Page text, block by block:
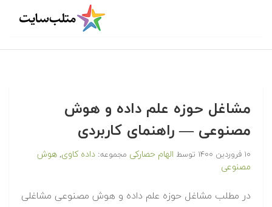
مشاغل حوزه علم داده و هوش
مصنوعی — راهنمای کاربردی
۱۰ فروردین ۱۴۰۰ توسط الهام حصارکی مجموعه: داده کاوی, هوش
مصنوعی
در مطلب مشاغل حوزه علم داده و هوش مصنوعی مشاغلی